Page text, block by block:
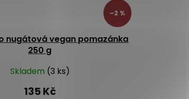
–2 %
nugátová vegan pomazánka
250 g
Skladem (3 ks)
135 Kč